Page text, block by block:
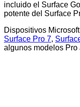
incluido el Surface
potente del Surface
Dispositivos
Surface Pro 7,
algunos modelos Pro